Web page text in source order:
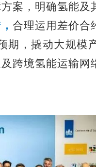
案，明确氢能及
合理运用差价合
，撬动大规模
跨境氢能运输网